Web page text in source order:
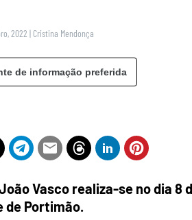
2022 | Cristina Mendonça
de informação preferida
Vasco realiza-se no dia 8
de Portimão.